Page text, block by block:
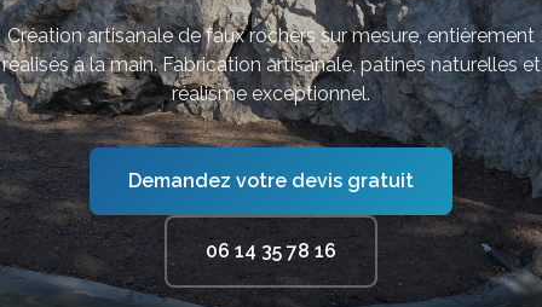
Création artisanale de faux rochers sur mesure, entièrement
réalisés à la main. Fabrication artisanale, patines naturelles et
réalisme exceptionnel.
Demandez votre devis gratuit
06 14 35 78 16